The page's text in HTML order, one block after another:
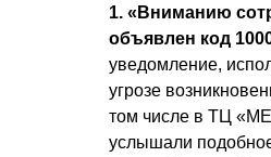
1. «Вниманию
объявлен код
уведомление,
угрозе
том числе в ТЦ
услышали